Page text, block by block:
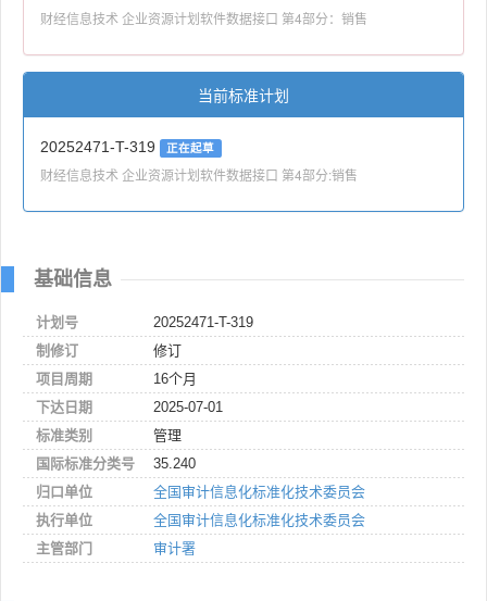
财经信息技术 企业资源计划软件数据接口 第4部分：销售
当前标准计划
20252471-T-319 正在起草
财经信息技术 企业资源计划软件数据接口 第4部分:销售
基础信息
计划号
20252471-T-319
制修订
修订
项目周期
16个月
下达日期
2025-07-01
标准类别
管理
国际标准分类号
35.240
归口单位
全国审计信息化标准化技术委员会
执行单位
全国审计信息化标准化技术委员会
主管部门
审计署